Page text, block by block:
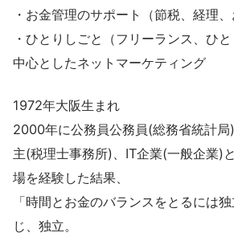
・お金管理のサポート（節税、経理、
・ひとりしごと（フリーランス、ひ
中心としたネットマーケティング
1972年大阪生まれ
2000年に公務員公務員(総務省統計局
主(税理士事務所)、IT企業(一般企業)
場を経験した結果、
「時間とお金のバランスをとるには
じ、独立。